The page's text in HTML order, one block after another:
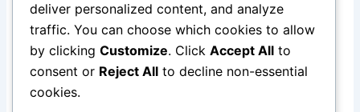
Leave a Comment
Your email address will not be published. Required
fields are marked*
deliver personalized content, and analyze
traffic. You can choose which cookies to allow
by clicking Customize. Click Accept All to
consent or Reject All to decline non-essential
cookies.